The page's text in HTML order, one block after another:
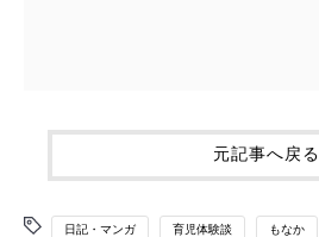
元記事へ戻る
日記・マンガ 育児体験談 もなか